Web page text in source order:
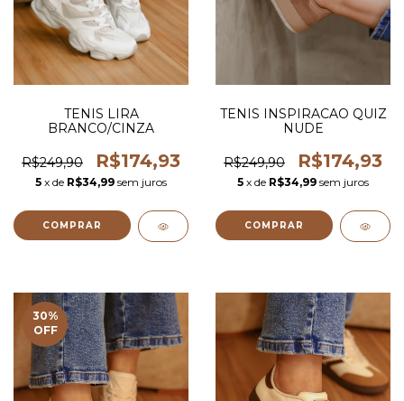
TENIS LIRA
BRANCO/CINZA
R$249,90 R$174,93
5 x de R$34,99 sem juros
COMPRAR
TENIS INSPIRACAO QUIZ
NUDE
R$249,90 R$174,93
5 x de R$34,99 sem juros
COMPRAR
30%
OFF